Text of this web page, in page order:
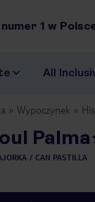
numer 1 w
All
Wypoczynek
Palma
CAN PASTILLA